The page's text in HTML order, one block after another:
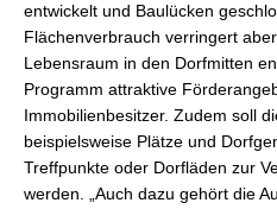
entwickelt und Baulücken
Flächenverbrauch verringert
Lebensraum in den Dorfmitten
Programm attraktive
Immobilienbesitzer. Zudem soll
beispielsweise Plätze und
Treffpunkte oder Dorfläden zur
werden. „Auch dazu gehört die